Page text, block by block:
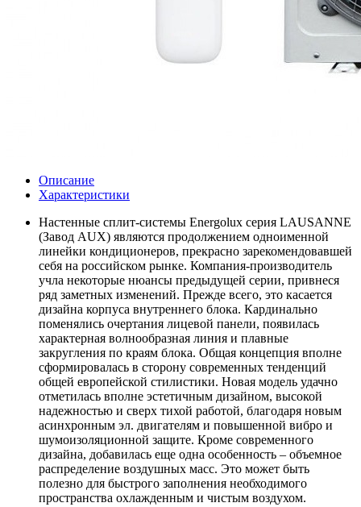
Описание
Характеристики
Настенные сплит-системы Energolux серия LAUSANNE
(Завод AUX) являются продолжением одноименной
линейки кондиционеров, прекрасно зарекомендовавшей
себя на российском рынке. Компания-производитель
учла некоторые нюансы предыдущей серии, привнеся
ряд заметных изменений. Прежде всего, это касается
дизайна корпуса внутреннего блока. Кардинально
поменялись очертания лицевой панели, появилась
характерная волнообразная линия и плавные
закругления по краям блока. Общая концепция вполне
сформировалась в сторону современных тенденций
общей европейской стилистики. Новая модель удачно
отметилась вполне эстетичным дизайном, высокой
надежностью и сверх тихой работой, благодаря новым
асинхронным эл. двигателям и повышенной вибро и
шумоизоляционной защите. Кроме современного
дизайна, добавилась еще одна особенность – объемное
распределение воздушных масс. Это может быть
полезно для быстрого заполнения необходимого
пространства охлажденным и чистым воздухом.